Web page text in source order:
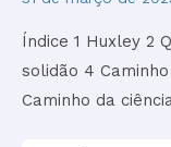
Índice 1 Huxley 2
solidão 4
Caminho da